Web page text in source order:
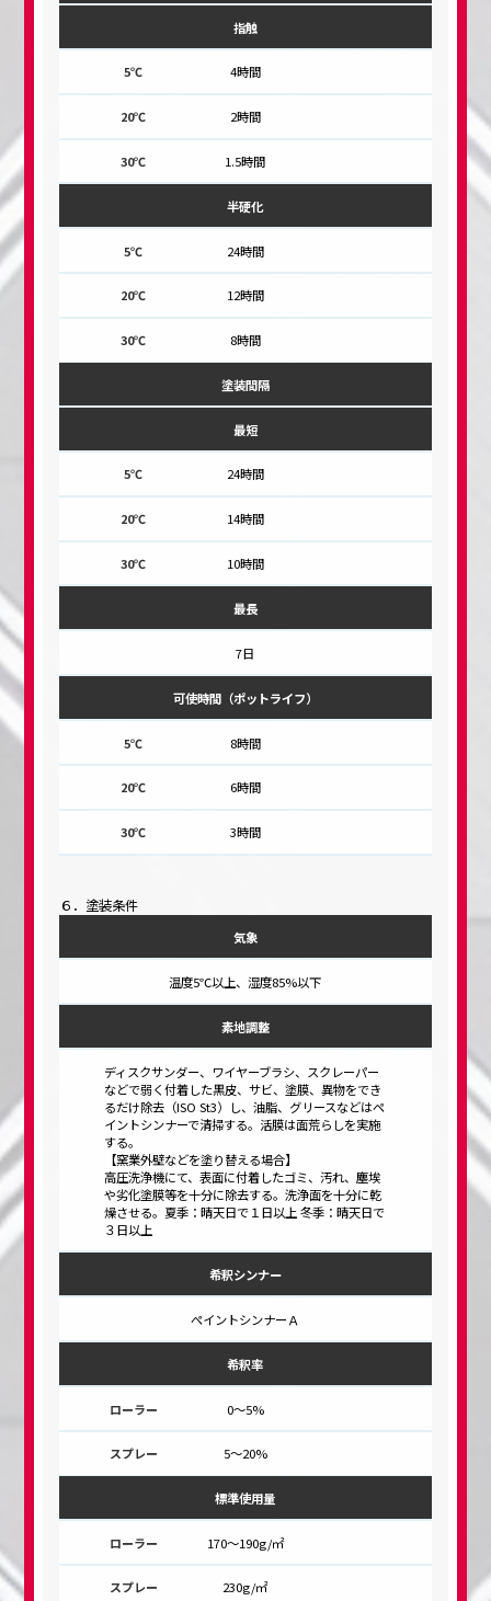
指触
4時間
2時間
1.5時間
半硬化
24時間
12時間
8時間
塗装間隔
最短
24時間
14時間
10時間
最長
7日
可使時間（ポットライフ）
8時間
6時間
3時間
６．塗装条件
気象
温度5℃以上、湿度85%以下
素地調整
ディスクサンダー、ワイヤーブラシ、スクレーパー
などで弱く付着した黒皮、サビ、塗膜、異物をでき
るだけ除去（ISO St3）し、油脂、グリースなどはペ
イントシンナーで清掃する。活膜は面荒らしを実施
する。
【窯業外壁などを塗り替える場合】
高圧洗浄機にて、表面に付着したゴミ、汚れ、塵埃
や劣化塗膜等を十分に除去する。洗浄面を十分に乾
燥させる。夏季：晴天日で１日以上 冬季：晴天日で
３日以上
希釈シンナー
ペイントシンナーＡ
希釈率
0～5%
5～20%
標準使用量
170～190g/㎡
230g/㎡